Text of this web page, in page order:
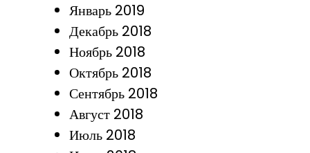
Январь 2019
Декабрь 2018
Ноябрь 2018
Октябрь 2018
Сентябрь 2018
Август 2018
Июль 2018